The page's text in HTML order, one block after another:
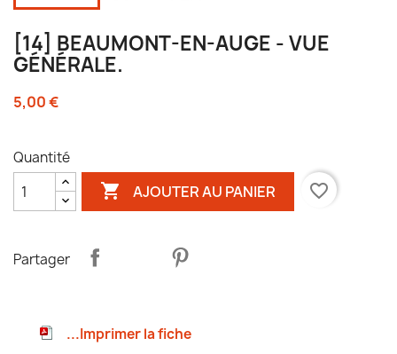
[14] BEAUMONT-EN-AUGE - VUE
GÉNÉRALE.
5,00 €
Quantité
 AJOUTER AU PANIER favorite_border
Partager
...Imprimer la fiche